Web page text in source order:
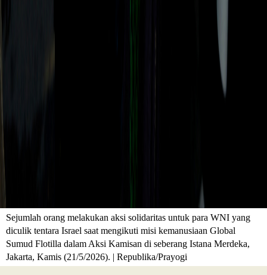
Sejumlah orang melakukan aksi solidaritas untuk para WNI yang
diculik tentara Israel saat mengikuti misi kemanusiaan Global
Sumud Flotilla dalam Aksi Kamisan di seberang Istana Merdeka,
Jakarta, Kamis (21/5/2026). | Republika/Prayogi